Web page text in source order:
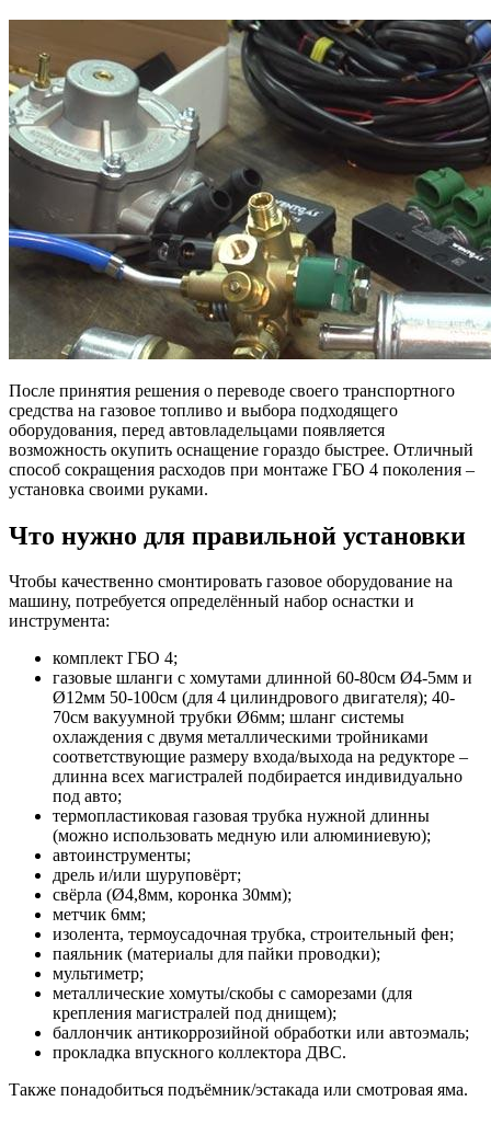
После принятия решения о переводе своего транспортного
средства на газовое топливо и выбора подходящего
оборудования, перед автовладельцами появляется
возможность окупить оснащение гораздо быстрее. Отличный
способ сокращения расходов при монтаже ГБО 4 поколения –
установка своими руками.
Что нужно для правильной установки
Чтобы качественно смонтировать газовое оборудование на
машину, потребуется определённый набор оснастки и
инструмента:
комплект ГБО 4;
газовые шланги с хомутами длинной 60-80см Ø4-5мм и
Ø12мм 50-100см (для 4 цилиндрового двигателя); 40-
70см вакуумной трубки Ø6мм; шланг системы
охлаждения с двумя металлическими тройниками
соответствующие размеру входа/выхода на редукторе –
длинна всех магистралей подбирается индивидуально
под авто;
термопластиковая газовая трубка нужной длинны
(можно использовать медную или алюминиевую);
автоинструменты;
дрель и/или шуруповёрт;
свёрла (Ø4,8мм, коронка 30мм);
метчик 6мм;
изолента, термоусадочная трубка, строительный фен;
паяльник (материалы для пайки проводки);
мультиметр;
металлические хомуты/скобы с саморезами (для
крепления магистралей под днищем);
баллончик антикоррозийной обработки или автоэмаль;
прокладка впускного коллектора ДВС.
Также понадобиться подъёмник/эстакада или смотровая яма.